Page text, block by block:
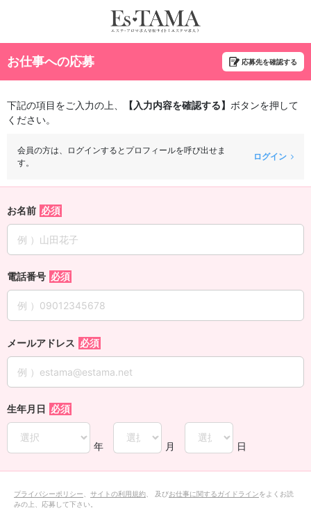
お仕事への応募 応募先を確認する
下記の項目をご入力の上、 【入力内容を確認する】 ボタンを押して
ください。
会員の方は、ログインするとプロフィールを呼び出せま
す。
ログイン
お名前
電話番号
メールアドレス
生年月日
年 月 日
プライバシーポリシー サイトの利用規約 、 及びお仕事に関するガイドラインをよくお読
みの上、応募して下さい。